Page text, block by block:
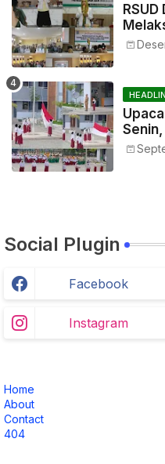
Social Plugin
Facebook
Instagram
Home
About
Contact
404